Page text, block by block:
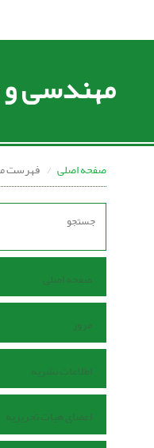
مهندسی و
صفحه اصلی فهرست
صفحه اصلی
مرور
اطلاعات نشریه
اعضای هیات تحریریه